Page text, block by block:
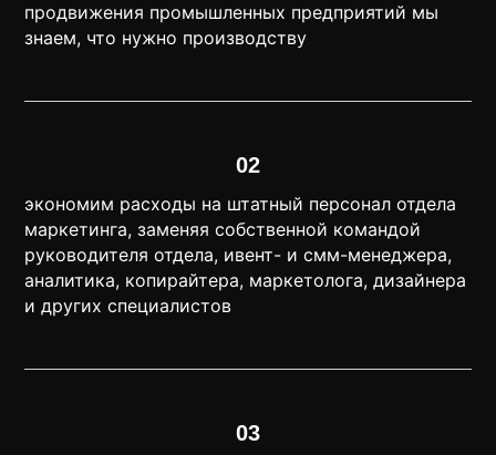
продвижения промышленных предприятий мы
знаем, что нужно производству
02
экономим расходы на штатный персонал отдела
маркетинга, заменяя собственной командой
руководителя отдела, ивент- и смм-менеджера,
аналитика, копирайтера, маркетолога, дизайнера
и других специалистов
03